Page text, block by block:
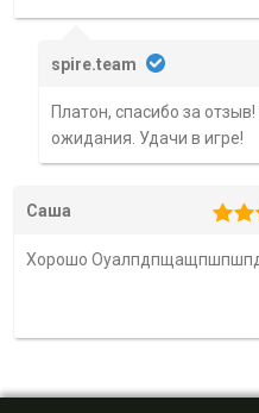
spire.team
Платон, спасибо за
ожидания. Удачи в игре!
Саша
Хорошо